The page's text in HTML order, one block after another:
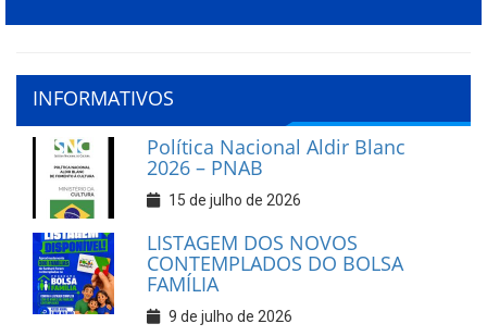
INFORMATIVOS
Política Nacional Aldir Blanc
2026 – PNAB
15 de julho de 2026
LISTAGEM DOS NOVOS
CONTEMPLADOS DO BOLSA
FAMÍLIA
9 de julho de 2026